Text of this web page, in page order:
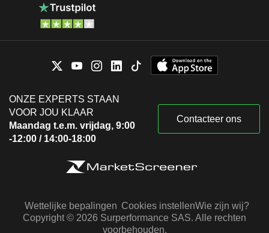
ONZE EXPERTS STAAN
VOOR JOU KLAAR
Maandag t.e.m. vrijdag, 9:00
-12:00 / 14:00-18:00
Contacteer ons
Wettelijke bepalingen Cookies instellenWie zijn wij?
Copyright © 2026 Surperformance SAS. Alle rechten
voorbehouden.